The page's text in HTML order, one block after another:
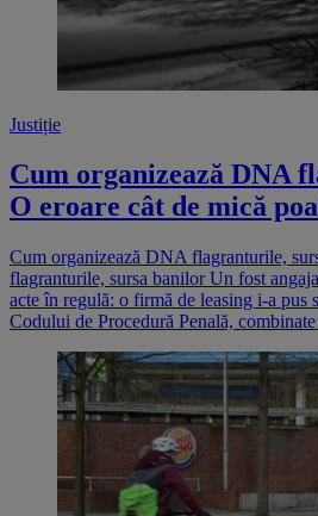
Justiție
Cum organizează DNA
O eroare cât de mică
Cum organizează DNA flagranturile,
flagranturile, sursa banilor Un fost
acte în regulă: o firmă de leasing i-a
Codului de Procedură Penală,